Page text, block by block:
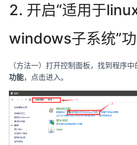
2. 开启“适用于
windows子系统”
（方法一）打开控制面板，找到程序中
功能，点击进入。